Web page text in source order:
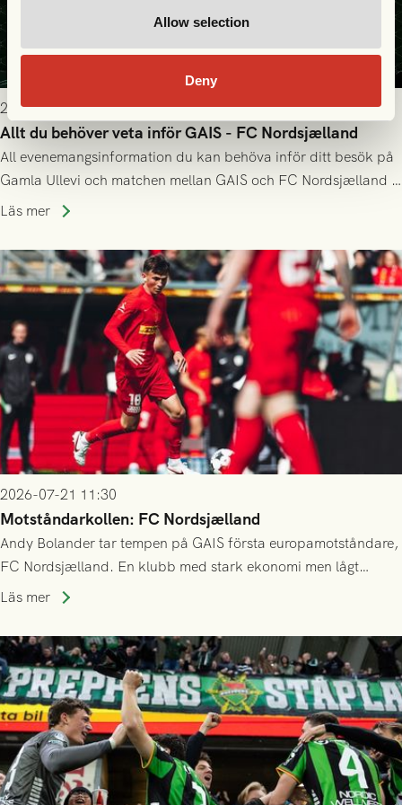
Allow selection
Deny
2026-07-22 9:00
Allt du behöver veta inför GAIS - FC Nordsjælland
All evenemangsinformation du kan behöva inför ditt besök på
Gamla Ullevi och matchen mellan GAIS och FC Nordsjælland i
kvalet till Conference League! Avspark kl 19.00 på torsdag
Läs mer
2026-07-21 11:30
Motståndarkollen: FC Nordsjælland
Andy Bolander tar tempen på GAIS första europamotståndare,
FC Nordsjælland. En klubb med stark ekonomi men lågt
publiksnitt, ett lag med både kollektiv styrka och individuell
Läs mer